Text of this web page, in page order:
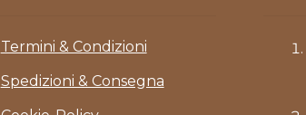
Termini & Condizioni
Spedizioni & Consegna